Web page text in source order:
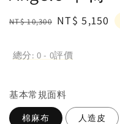
Regular
NT$ 10,300 Sale
NT$ 5,150
總分:0 - 0評價
基本常規面料
棉麻布 人造皮